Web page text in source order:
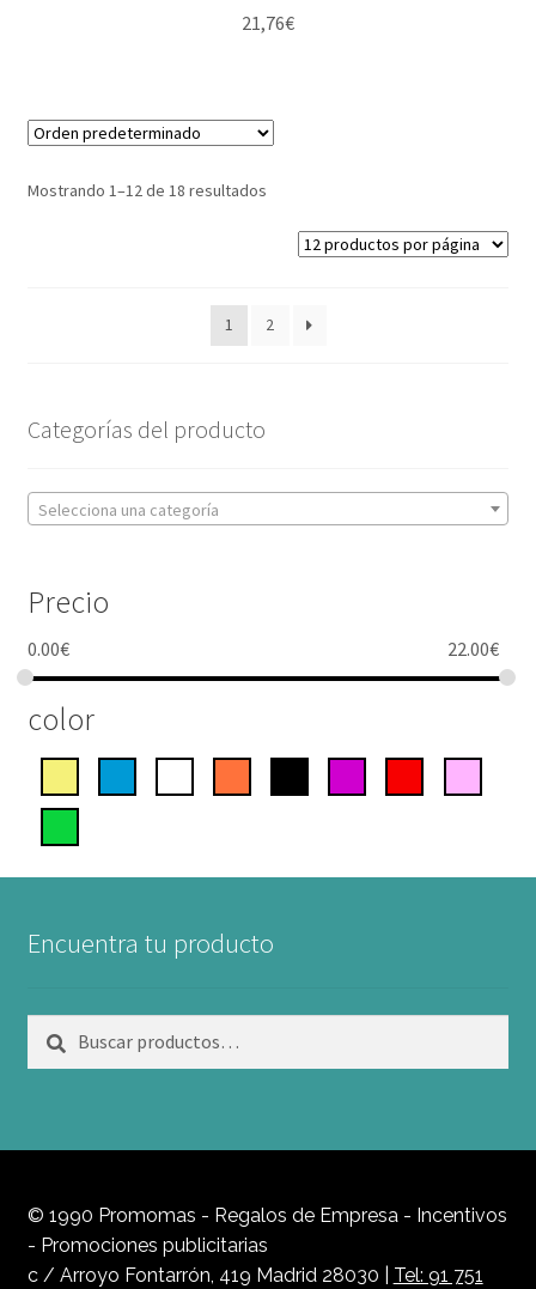
21,76€
Mostrando 1–12 de 18 resultados
1 2
Categorías del producto
Selecciona una categoría
Precio
0.00€ 22.00€
color
Encuentra tu producto
Buscar
Buscar
© 1990 Promomas - Regalos de Empresa - Incentivos
- Promociones publicitarias
c / Arroyo Fontarrón, 419 Madrid 28030 | Tel: 91 751